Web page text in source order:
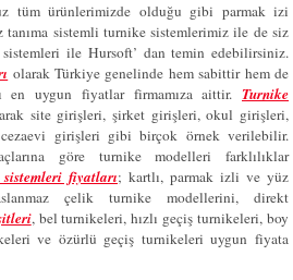
tüm ürünlerimizde olduğu gibi parmak izi
sistemli turnike sistemlerimiz ile de siz
ile Hursoft’ dan temin edebilirsiniz.
olarak Türkiye genelinde hem sabittir hem de
en uygun fiyatlar firmamıza aittir. Turnike
site girişleri, şirket girişleri, okul girişleri,
girişleri gibi birçok örnek verilebilir.
göre turnike modelleri farklılıklar
fiyatları; kartlı, parmak izli ve yüz
çelik turnike modellerini, direkt
, bel turnikeleri, hızlı geçiş turnikeleri, boy
ve özürlü geçiş turnikeleri uygun fiyata